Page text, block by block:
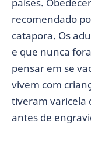
recomendado
catapora. Os
e que nunca
pensar em se
vivem com
tiveram varicela
antes de